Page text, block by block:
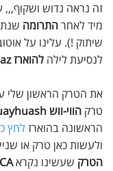
זה נראה נדוש
מיד לאחרהתרומה
שיתוק !). עלינו על
לנסיעת לילה להוארז Huaraz.
את הטרק הראשון שלי
טרק הווי-ווש Huayhuash
הראשונה בהוארזלחץ
ולעשות כאן טרק או
הטרק שעשינו נקראAKILPO-ISHINCA